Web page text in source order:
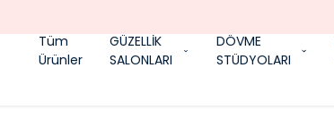
Tüm
Ürünler
GÜZELLİK
SALONLARI
DÖVME
STÜDYOLARI